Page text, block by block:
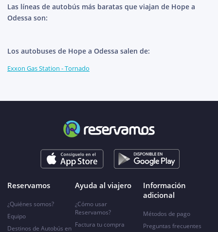
Las líneas de autobús más baratas que viajan de Hope a
Odessa son:
Los autobuses de Hope a Odessa salen de:
Exxon Gas Station - Tornado
Reservamos
¿Quiénes somos?
Equipo
Destinos de Autobús en
Ayuda al viajero
¿Cómo usar
Reservamos?
Factura tu compra
Información
adicional
Métodos de pago
Preguntas frecuentes